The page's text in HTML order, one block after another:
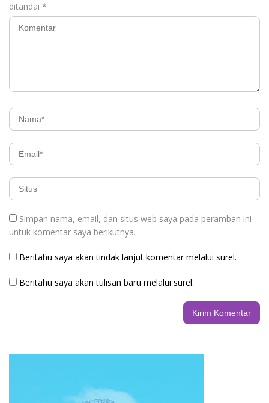
ditandai *
Simpan nama, email, dan situs web saya pada peramban ini
untuk komentar saya berikutnya.
Beritahu saya akan tindak lanjut komentar melalui surel.
Beritahu saya akan tulisan baru melalui surel.